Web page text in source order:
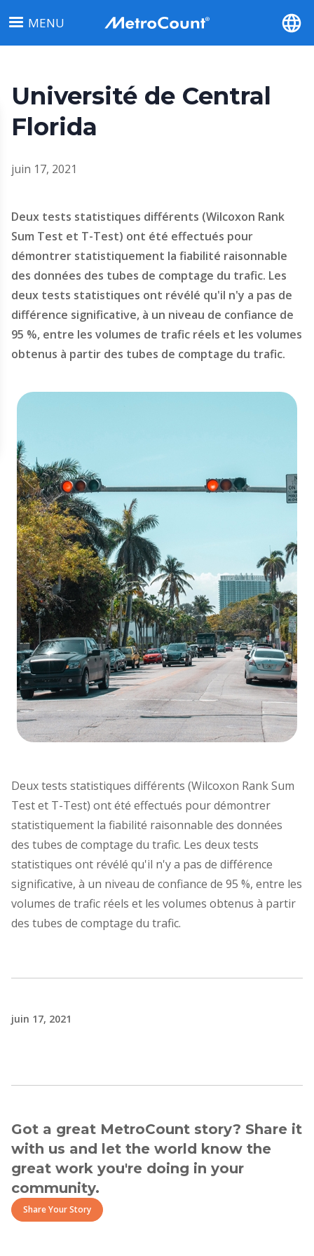
au
contenu
MENU
Université de Central
Florida
juin 17, 2021
Deux tests statistiques différents (Wilcoxon Rank
Sum Test et T-Test) ont été effectués pour
démontrer statistiquement la fiabilité raisonnable
des données des tubes de comptage du trafic. Les
deux tests statistiques ont révélé qu'il n'y a pas de
différence significative, à un niveau de confiance de
95 %, entre les volumes de trafic réels et les volumes
obtenus à partir des tubes de comptage du trafic.
Deux tests statistiques différents (Wilcoxon Rank Sum
Test et T-Test) ont été effectués pour démontrer
statistiquement la fiabilité raisonnable des données
des tubes de comptage du trafic. Les deux tests
statistiques ont révélé qu'il n'y a pas de différence
significative, à un niveau de confiance de 95 %, entre les
volumes de trafic réels et les volumes obtenus à partir
des tubes de comptage du trafic.
juin 17, 2021
Got a great MetroCount story? Share it
with us and let the world know the
great work you're doing in your
community.
Share Your Story